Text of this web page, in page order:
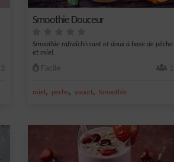
2
Smoothie Douceur
Smoothie rafraîchissant et doux à base de pêche
et miel.
Facile 1
miel , peche, yaourt, Smoothie